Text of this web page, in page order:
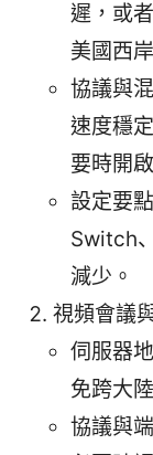
遲，或
美國西
協議與
速度穩
要時開
設定要
Switch
減少。
視頻會議
伺服器
免跨大
協議與